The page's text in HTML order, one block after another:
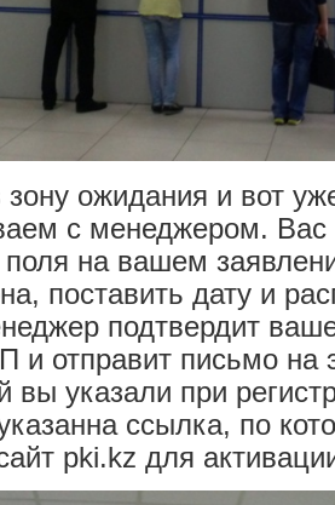
ожидания и вот
с менеджером. Вас
поля на вашем
поставить дату и
подтвердит
и отправит письмо на
вы указали при
ссылка, по
pki.kz для